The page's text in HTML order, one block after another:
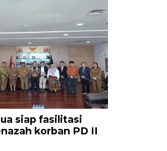
siap fasilitasi
korban PD II